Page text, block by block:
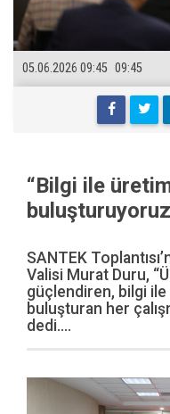
09:45
05.06.2026 09:45
“Bilgi ile
SANTEK
Valisi Murat Duru,
güçlendiren, bilgi
buluşturan her
dedi....